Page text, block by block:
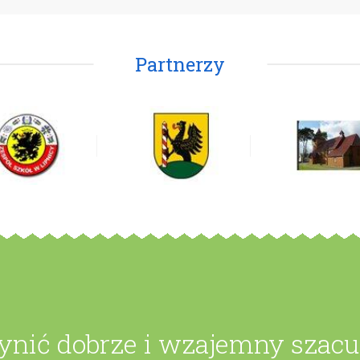
Partnerzy
dobrze i wzajemny